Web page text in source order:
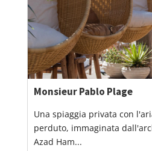
Monsieur Pablo Plage
Una spiaggia privata con
perduto, immaginata
Azad Ham...